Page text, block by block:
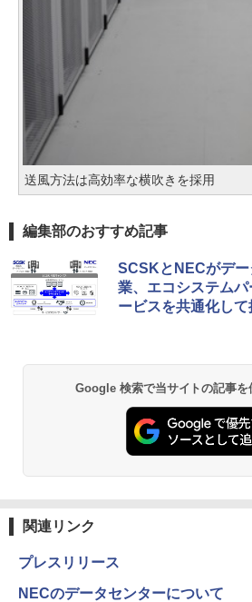
送風方法は高効率な横吹きを採用
編集部のおすすめ記事
SCSKとNECがデ
業、エコシステム
ービスを共通化して
Google 検索で当サイトの記事を
関連リンク
プレスリリース
NECのデータセンターについて